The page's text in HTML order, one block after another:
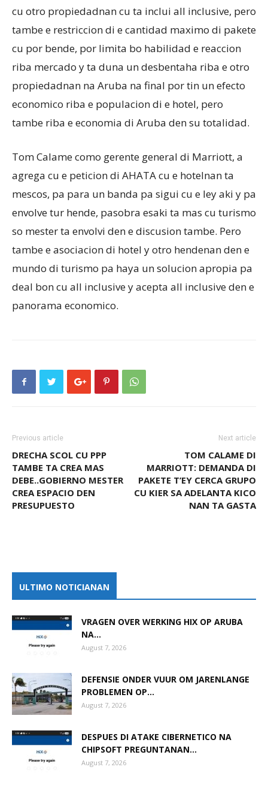
cu otro propiedadnan cu ta inclui all inclusive, pero
tambe e restriccion di e cantidad maximo di pakete
cu por bende, por limita bo habilidad e reaccion
riba mercado y ta duna un desbentaha riba e otro
propiedadnan na Aruba na final por tin un efecto
economico riba e populacion di e hotel, pero
tambe riba e economia di Aruba den su totalidad.
Tom Calame como gerente general di Marriott, a
agrega cu e peticion di AHATA cu e hotelnan ta
mescos, pa para un banda pa sigui cu e ley aki y pa
envolve tur hende, pasobra esaki ta mas cu turismo
so mester ta envolvi den e discusion tambe. Pero
tambe e asociacion di hotel y otro hendenan den e
mundo di turismo pa haya un solucion apropia pa
deal bon cu all inclusive y acepta all inclusive den e
panorama economico.
Previous article
DRECHA SCOL CU PPP
TAMBE TA CREA MAS
DEBE..GOBIERNO MESTER
CREA ESPACIO DEN
PRESUPUESTO
Next article
TOM CALAME DI
MARRIOTT: DEMANDA DI
PAKETE T’EY CERCA GRUPO
CU KIER SA ADELANTA KICO
NAN TA GASTA
ULTIMO NOTICIANAN
VRAGEN OVER WERKING HIX OP ARUBA
NA...
August 7, 2026
DEFENSIE ONDER VUUR OM JARENLANGE
PROBLEMEN OP...
August 7, 2026
DESPUES DI ATAKE CIBERNETICO NA
CHIPSOFT PREGUNTANAN...
August 7, 2026